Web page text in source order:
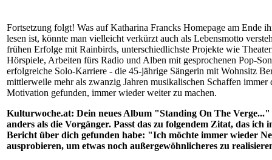
Fortsetzung folgt! Was auf Katharina Francks Homepage am Ende
lesen ist, könnte man vielleicht verkürzt auch als Lebensmotto
frühen Erfolge mit Rainbirds, unterschiedlichste Projekte wie
Hörspiele, Arbeiten fürs Radio und Alben mit gesprochenen Pop-
erfolgreiche Solo-Karriere - die 45-jährige Sängerin mit Wohnsitz
mittlerweile mehr als zwanzig Jahren musikalischen Schaffen immer
Motivation gefunden, immer wieder weiter zu machen.
Kulturwoche.at: Dein neues Album "Standing On The
anders als die Vorgänger. Passt das zu folgendem Zitat, das ich
Bericht über dich gefunden habe: "Ich möchte immer wieder
ausprobieren, um etwas noch außergewöhnlicheres zu